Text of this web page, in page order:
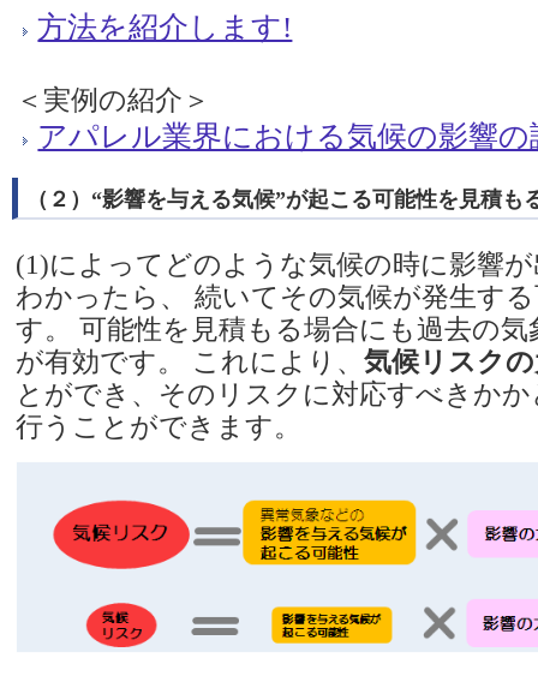
方法を紹介します!
＜実例の紹介＞
アパレル業界における気候の影響の
（２）“影響を与える気候”が起こる可能性を見積も
(1)によってどのような気候の時に影響
わかったら、 続いてその気候が発生す
す。 可能性を見積もる場合にも過去の
が有効です。 これにより、 気候リスク
とができ、そのリスクに対応すべきか
行うことができます。